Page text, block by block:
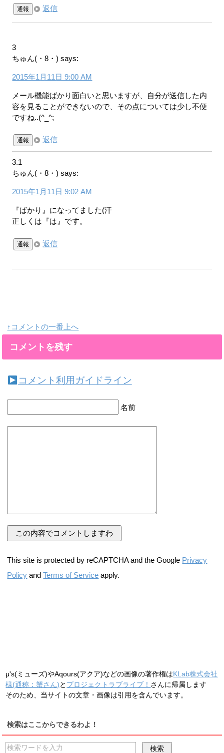
通報 返信
3
ちゅん(・8・) says:
2015年1月11日 9:00 AM
メール機能ばかり面白いと思いますが、自分が送信した内
容を見ることができないので、その点については少し不便
ですね..(^_^;
通報 返信
3.1
ちゅん(・8・) says:
2015年1月11日 9:02 AM
『ばかり』になってました(汗
正しくは『は』です。
通報 返信
↑コメントの一番上へ
コメントを残す
コメント利用ガイドライン
名前
This site is protected by reCAPTCHA and the Google Privacy
Policy andTerms of Service apply.
μ's(ミューズ)やAqours(アクア)などの画像の著作権はKLab株式会社
様(通称：蟹さん)と プロジェクトラブライブ！ さんに帰属します
そのため、当サイトの文章・画像は引用を含んでいます。
検索はここからできるわよ！